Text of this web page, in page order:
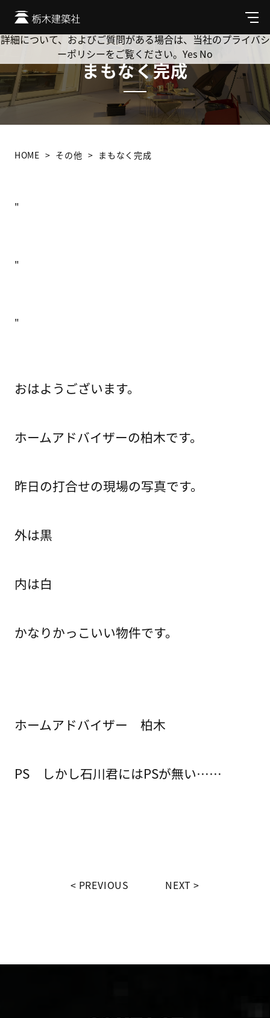
メ
ニ
ュ
まもなく完成
HOME その他 まもなく完成
"
"
"
おはようございます。
ホームアドバイザーの柏木です。
昨日の打合せの現場の写真です。
外は黒
内は白
かなりかっこいい物件です。
ホームアドバイザー 柏木
PS しかし石川君にはPSが無い……
PREVIOUS NEXT
Cookie を使用して、お客様の活動を追跡してもよろしいです
か? 当社ではお客様のプライバシーを極めて重視しています。
詳細について、およびご質問がある場合は、当社のプライバシ
ーポリシーをご覧ください。 Yes No